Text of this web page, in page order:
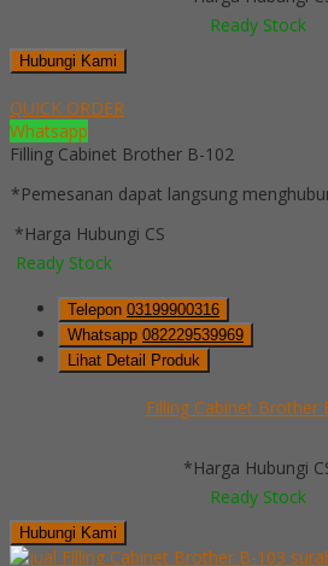
Ready Stock
Hubungi Kami
QUICK ORDER
Whatsapp
Filling Cabinet Brother B-102
*Pemesanan dapat langsung
*Harga Hubungi CS
Ready Stock
Telepon 03199900316
Whatsapp 082229539969
Lihat Detail Produk
Filling Cabinet Brother
*Harga Hubungi
Ready Stock
Hubungi Kami